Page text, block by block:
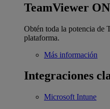
TeamViewer
Obtén toda la potencia de
plataforma.
Más información
Integraciones
Microsoft Intune